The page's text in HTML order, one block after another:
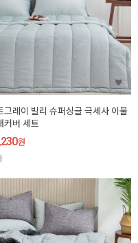
그레이 빌리 슈퍼싱글 극세사 이불
커버 세트
원